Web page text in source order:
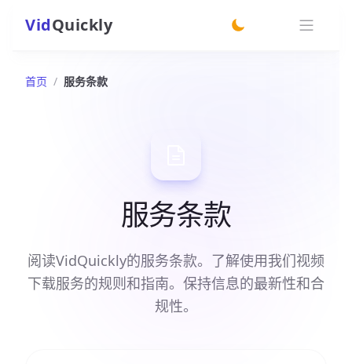
VidQuickly
首页 / 服务条款
服务条款
阅读VidQuickly的服务条款。了解使用我们视频
下载服务的规则和指南。保持信息的最新性和合
规性。